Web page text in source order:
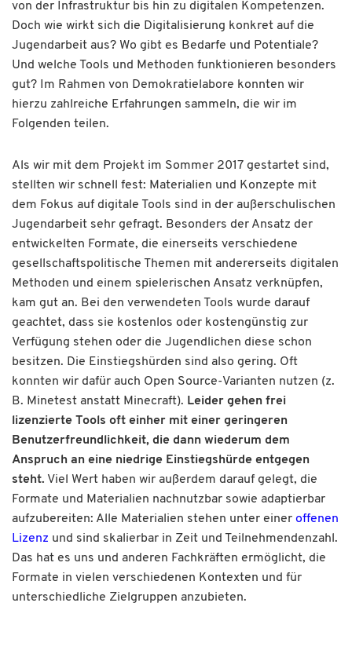
von der Infrastruktur bis hin zu digitalen Kompetenzen.
Doch wie wirkt sich die Digitalisierung konkret auf die
Jugendarbeit aus? Wo gibt es Bedarfe und Potentiale?
Und welche Tools und Methoden funktionieren besonders
gut? Im Rahmen von Demokratielabore konnten wir
hierzu zahlreiche Erfahrungen sammeln, die wir im
Folgenden teilen.
Als wir mit dem Projekt im Sommer 2017 gestartet sind,
stellten wir schnell fest: Materialien und Konzepte mit
dem Fokus auf digitale Tools sind in der außerschulischen
Jugendarbeit sehr gefragt. Besonders der Ansatz der
entwickelten Formate, die einerseits verschiedene
gesellschaftspolitische Themen mit andererseits digitalen
Methoden und einem spielerischen Ansatz verknüpfen,
kam gut an. Bei den verwendeten Tools wurde darauf
geachtet, dass sie kostenlos oder kostengünstig zur
Verfügung stehen oder die Jugendlichen diese schon
besitzen. Die Einstiegshürden sind also gering. Oft
konnten wir dafür auch Open Source-Varianten nutzen (z.
B. Minetest anstatt Minecraft). Leider gehen frei
lizenzierte Tools oft einher mit einer geringeren
Benutzerfreundlichkeit, die dann wiederum dem
Anspruch an eine niedrige Einstiegshürde entgegen
steht. Viel Wert haben wir außerdem darauf gelegt, die
Formate und Materialien nachnutzbar sowie adaptierbar
aufzubereiten: Alle Materialien stehen unter einer offenen
Lizenz und sind skalierbar in Zeit und Teilnehmendenzahl.
Das hat es uns und anderen Fachkräften ermöglicht, die
Formate in vielen verschiedenen Kontexten und für
unterschiedliche Zielgruppen anzubieten.